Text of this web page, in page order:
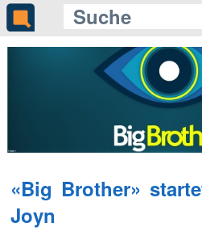
«Big Brother»
Joyn